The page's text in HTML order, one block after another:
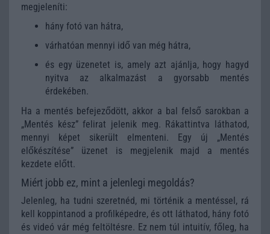
megjeleníti:
hány fotó van hátra,
várhatóan mennyi idő van még hátra,
és egy üzenetet is, amely azt ajánlja, hogy hagyd
nyitva az alkalmazást a gyorsabb mentés
érdekében.
Ha a mentés befejeződött, akkor a bal felső sarokban a
„Mentés kész” felirat jelenik meg. Rákattintva láthatod,
mennyi képet sikerült elmenteni. Egy új „Mentés
előkészítése” üzenet is megjelenik majd a mentés
kezdete előtt.
Miért jobb ez, mint a jelenlegi megoldás?
Jelenleg, ha tudni szeretnéd, mi történik a mentéssel, rá
kell koppintanod a profilképedre, és ott láthatod, hány fotó
és videó vár még feltöltésre. Ez nem túl intuitív, főleg, ha